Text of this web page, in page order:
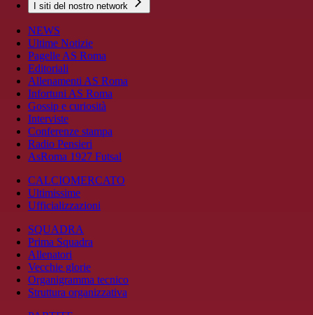
I siti del nostro network
NEWS
Ultime Notizie
Pagelle AS Roma
Editoriali
Allenamenti AS Roma
Infortuni AS Roma
Gossip e curiosità
Interviste
Conferenze stampa
Radio Pensieri
AsRoma 1927 Futsal
CALCIOMERCATO
Ultimissime
Ufficializzazioni
SQUADRA
Prima Squadra
Allenatori
Vecchie glorie
Organigramma tecnico
Struttura organizzativa